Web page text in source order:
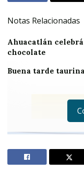
Notas Relacionadas
Ahuacatlán
chocolate
Buena tarde